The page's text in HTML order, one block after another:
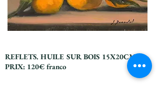
REFLETS. HUILE SUR BOIS 15X20CM.
PRIX: 120€ franco
Titre 2